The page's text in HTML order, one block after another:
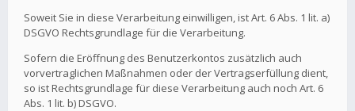
Soweit Sie in diese Verarbeitung einwilligen, ist Art. 6 Abs. 1 lit. a)
DSGVO Rechtsgrundlage für die Verarbeitung.
Sofern die Eröffnung des Benutzerkontos zusätzlich auch
vorvertraglichen Maßnahmen oder der Vertragserfüllung dient,
so ist Rechtsgrundlage für diese Verarbeitung auch noch Art. 6
Abs. 1 lit. b) DSGVO.